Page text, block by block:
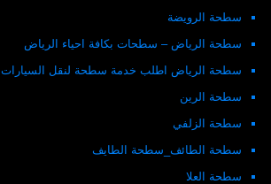
سطحة الرويضة
سطحة الرياض – سطحات بكافة احياء الرياض
سطحة الرياض اطلب خدمة سطحة لنقل السيارات
سطحة الرين
سطحة الزلفي
سطحة الطائف_سطحة الطايف
سطحة العلا